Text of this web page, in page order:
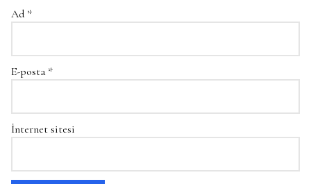
Ad *
E-posta *
İnternet sitesi